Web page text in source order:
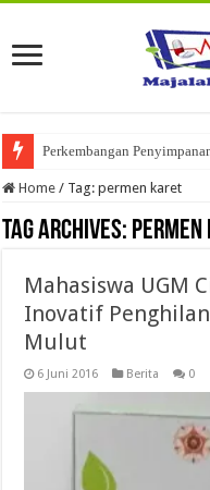
Perkembangan
Ketika Obat Menunggu
Home / Tag:permen karet
Tag Archives:
Mahasiswa UGM
Inovatif
Mulut
6 Juni 2016 Berita 0